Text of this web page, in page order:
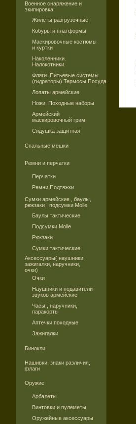
Военное снаряжение и
экипировка
Жилеты разгрузочные
Кобуры и платформы
Маскировочные костюмы
и куртки
Наколенники.
Налокотники.
Фляги. Питьевые системы
(гидраторы).Термосы.Посуда.
Лопаты армейские
Ножи. Походные наборы
Армейский
маскировочный грим
Сидушка защитная
Спальные мешки
Ремни и перчатки
Перчатки
Ремни.Подтяжки.
Сумки армейские , баулы,
рюкзаки , подсумки Molle
Баулы тактические
Подсумки Molle
Рюкзаки
Сумки тактические
Аксессуары( наушники,
зажигалки, наручники,
очки)
Очки
Наушники и подавители
звуков армейские
Часы , наручники,
паракорты
Аптечки походные
Зажигалки
Бинокли
Нашивки, знаки различия,
флаги
Оружие
Арбалеты
Винтовки и пулеметы
Оружейные аксессуары